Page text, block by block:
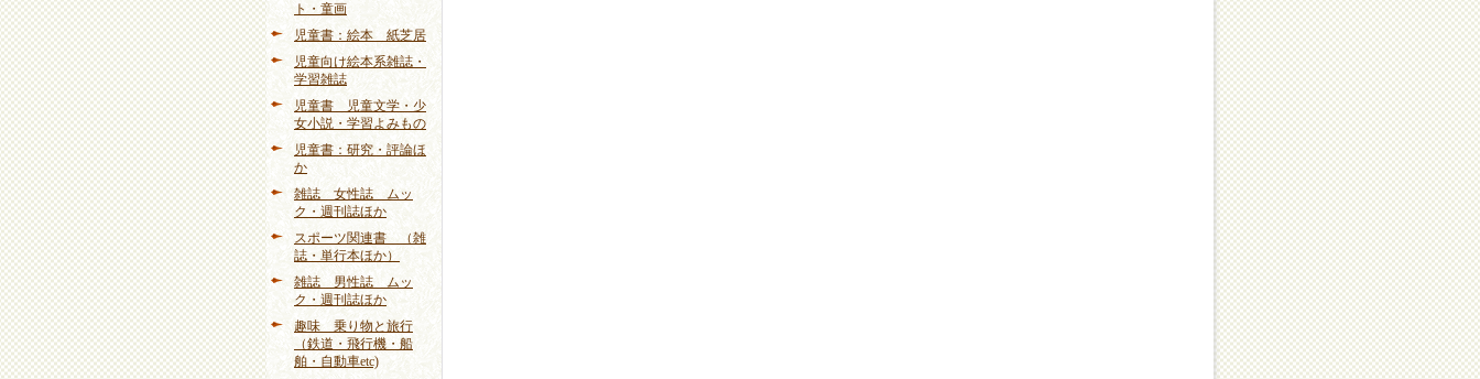
ト・童画
児童書：絵本 紙芝居
児童向け絵本系雑誌・
学習雑誌
児童書 児童文学・少
女小説・学習よみもの
児童書：研究・評論ほ
か
雑誌 女性誌 ムッ
ク・週刊誌ほか
スポーツ関連書 （雑
誌・単行本ほか）
雑誌 男性誌 ムッ
ク・週刊誌ほか
趣味 乗り物と旅行
（鉄道・飛行機・船
舶・自動車etc)